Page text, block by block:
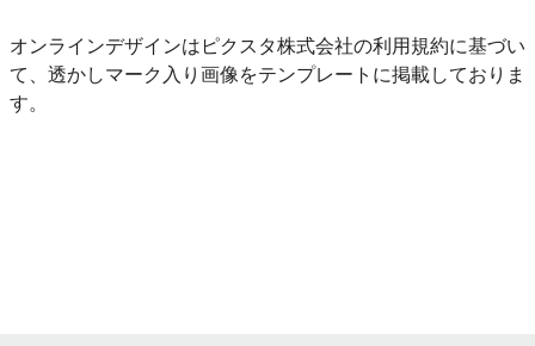
オンラインデザインはピクスタ株式会社の利用規約に基づい
て、透かしマーク入り画像をテンプレートに掲載しておりま
す。